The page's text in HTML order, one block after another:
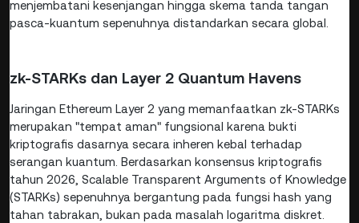
menjembatani kesenjangan hingga skema tanda tangan
pasca-kuantum sepenuhnya distandarkan secara global.
zk-STARKs dan Layer 2 Quantum Havens
Jaringan Ethereum Layer 2 yang memanfaatkan zk-STARKs
merupakan "tempat aman" fungsional karena bukti
kriptografis dasarnya secara inheren kebal terhadap
serangan kuantum. Berdasarkan konsensus kriptografis
tahun 2026, Scalable Transparent Arguments of Knowledge
(STARKs) sepenuhnya bergantung pada fungsi hash yang
tahan tabrakan, bukan pada masalah logaritma diskret.